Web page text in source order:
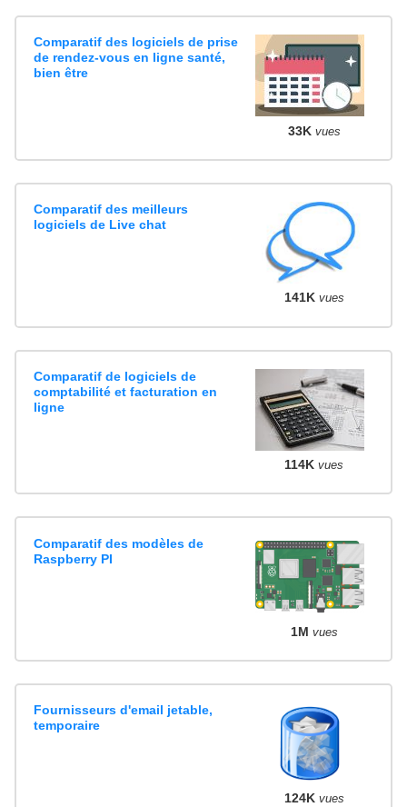
Comparatif des logiciels de prise
de rendez-vous en ligne santé,
bien être
33K vues
Comparatif des meilleurs
logiciels de Live chat
141K vues
Comparatif de logiciels de
comptabilité et facturation en
ligne
114K vues
Comparatif des modèles de
Raspberry PI
1M vues
Fournisseurs d'email jetable,
temporaire
124K vues